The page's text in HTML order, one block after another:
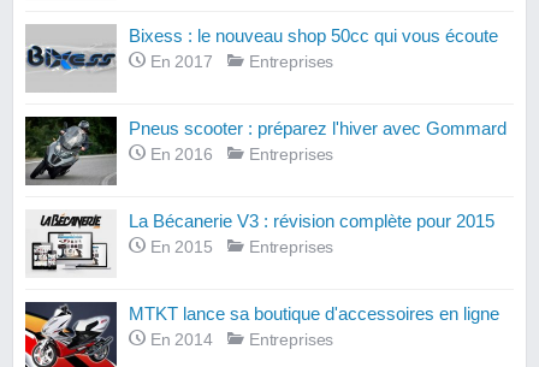
Bixess : le nouveau shop 50cc qui vous écoute
En 2017 Entreprises
Pneus scooter : préparez l'hiver avec Gommard
En 2016 Entreprises
La Bécanerie V3 : révision complète pour 2015
En 2015 Entreprises
MTKT lance sa boutique d'accessoires en ligne
En 2014 Entreprises